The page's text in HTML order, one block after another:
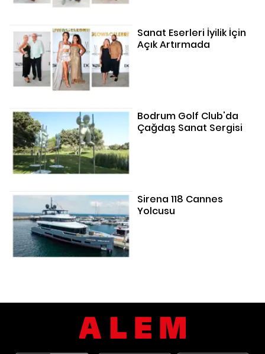
Sanat Eserleri İyilik İçin
Açık Artırmada
Bodrum Golf Club'da
Çağdaş Sanat Sergisi
Sirena 118 Cannes
Yolcusu